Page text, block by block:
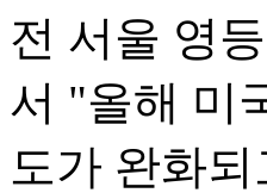
전 서울 영
서 "올해 미
도가 완화